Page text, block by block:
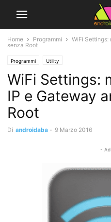
Home Programmi
WiFi Settings:
senza Root
Programmi Utility
WiFi Settings:
IP e Gateway
Root
Di androidaba - 9 Marzo 2016
-